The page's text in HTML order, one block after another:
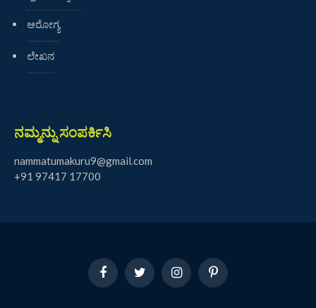
ಆರೋಗ್ಯ
ಲೇಖನ
ನಮ್ಮನ್ನು ಸಂಪರ್ಕಿಸಿ
nammatumakuru9@gmail.com
+91 97417 17700
FacebookTwitter InstagramPinterest